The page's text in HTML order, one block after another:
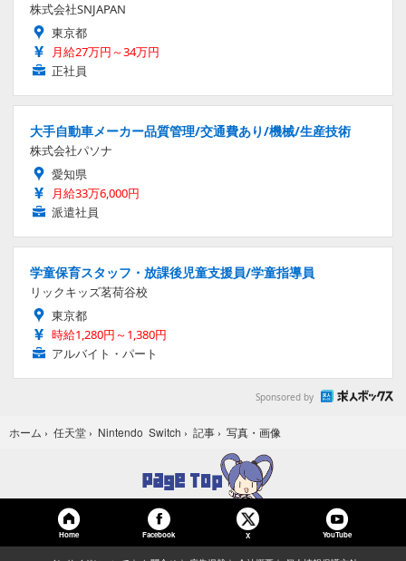
株式会社SNJAPAN
東京都
月給27万円～34万円
正社員
大手自動車メーカー品質管理/交通費あり/機械/生産技術
株式会社パソナ
愛知県
月給33万6,000円
派遣社員
学童保育スタッフ・放課後児童支援員/学童指導員
リックキッズ茗荷谷校
東京都
時給1,280円～1,380円
アルバイト・パート
Sponsored by
ホーム › 任天堂 › Nintendo Switch › 記事 › 写真・画像
Home Facebook X YouTube